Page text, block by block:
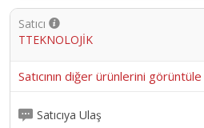
Satıcı
TTEKNOLOJİK
Satıcının diğer ürünlerini görüntüle
Satıcıya Ulaş